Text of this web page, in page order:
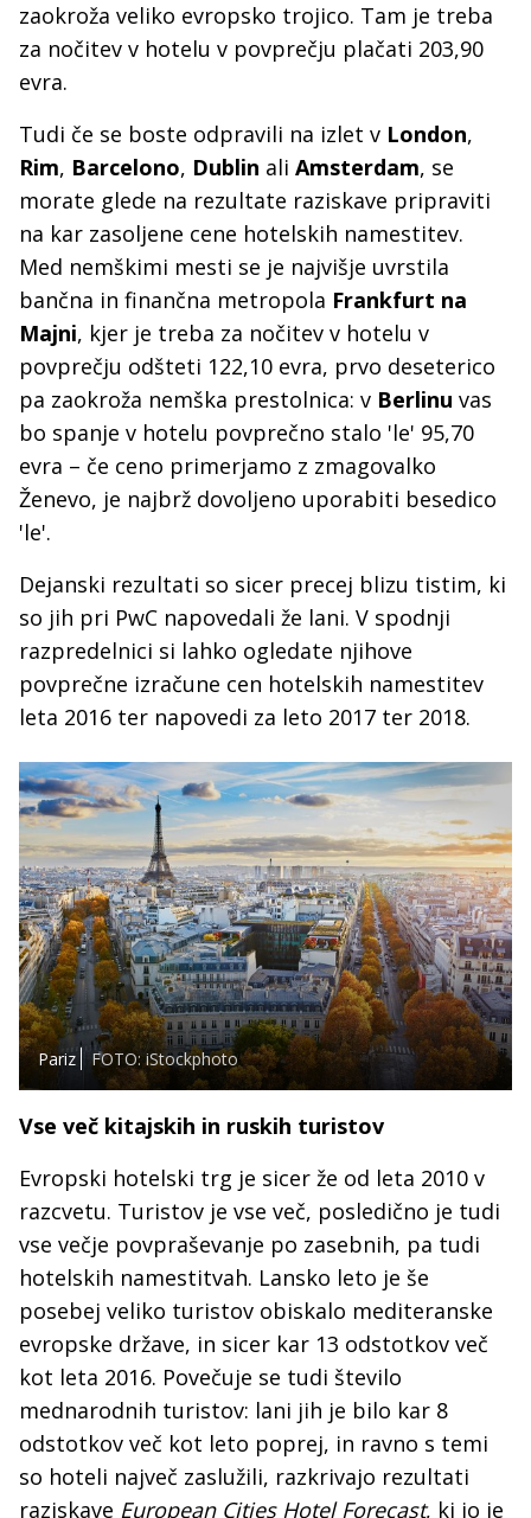
zaokroža veliko evropsko trojico. Tam je treba
za nočitev v hotelu v povprečju plačati 203,90
evra.
Tudi če se boste odpravili na izlet v London,
Rim, Barcelono, Dublin ali Amsterdam, se
morate glede na rezultate raziskave pripraviti
na kar zasoljene cene hotelskih namestitev.
Med nemškimi mesti se je najvišje uvrstila
bančna in finančna metropola Frankfurt na
Majni, kjer je treba za nočitev v hotelu v
povprečju odšteti 122,10 evra, prvo deseterico
pa zaokroža nemška prestolnica: v Berlinu vas
bo spanje v hotelu povprečno stalo 'le' 95,70
evra – če ceno primerjamo z zmagovalko
Ženevo, je najbrž dovoljeno uporabiti besedico
'le'.
Dejanski rezultati so sicer precej blizu tistim, ki
so jih pri PwC napovedali že lani. V spodnji
razpredelnici si lahko ogledate njihove
povprečne izračune cen hotelskih namestitev
leta 2016 ter napovedi za leto 2017 ter 2018.
Pariz FOTO: iStockphoto
Vse več kitajskih in ruskih turistov
Evropski hotelski trg je sicer že od leta 2010 v
razcvetu. Turistov je vse več, posledično je tudi
vse večje povpraševanje po zasebnih, pa tudi
hotelskih namestitvah. Lansko leto je še
posebej veliko turistov obiskalo mediteranske
evropske države, in sicer kar 13 odstotkov več
kot leta 2016. Povečuje se tudi število
mednarodnih turistov: lani jih je bilo kar 8
odstotkov več kot leto poprej, in ravno s temi
so hoteli največ zaslužili, razkrivajo rezultati
raziskave European Cities Hotel Forecast, ki jo je